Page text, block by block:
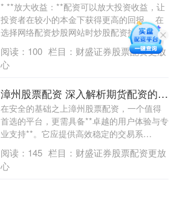
* **放大收益：**配资可以放大投资收益，让
投资者在较小的本金下获得更高的回报。 在
选择网络配资炒股网站时炒股配资找，....
阅读： 100 栏目： 财盛证券股票配资更放
心
漳州股票配资 深入解析期货配资的含义和机制
在安全的基础之上漳州股票配资，一个值得
首选的平台，更需具备**卓越的用户体验与专
业支持**。它应提供高效稳定的交易系
统，....
阅读： 145 栏目： 财盛证券股票配资更放
心